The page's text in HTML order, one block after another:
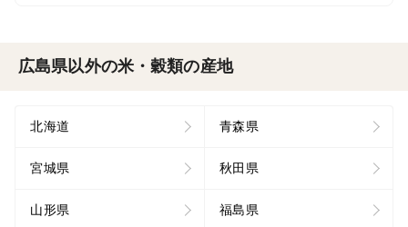
広島県以外の米・穀類の産地
北海道 青森県
宮城県 秋田県
山形県 福島県